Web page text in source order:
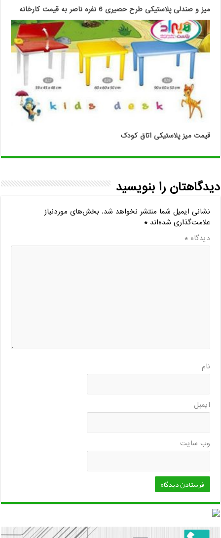
میز و صندلی پلاستیکی طرح حصیری 6 نفره ناصر به قیمت کارخانه
قیمت میز پلاستیکی اتاق کودک
دیدگاهتان را بنویسید
نشانی ایمیل شما منتشر نخواهد شد. بخش‌های موردنیاز
علامت‌گذاری شده‌اند*
دیدگاه*
نام
ایمیل
وب‌ سایت